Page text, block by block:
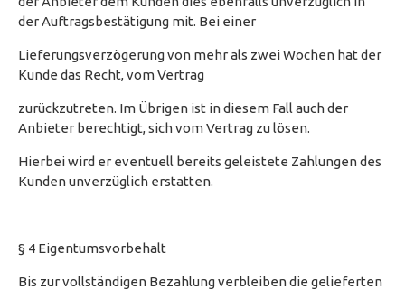
der Auftragsbestätigung mit. Bei einer
Lieferungsverzögerung von mehr als zwei Wochen hat der
Kunde das Recht, vom Vertrag
zurückzutreten. Im Übrigen ist in diesem Fall auch der
Anbieter berechtigt, sich vom Vertrag zu lösen.
Hierbei wird er eventuell bereits geleistete Zahlungen des
Kunden unverzüglich erstatten.
§ 4 Eigentumsvorbehalt
Bis zur vollständigen Bezahlung verbleiben die gelieferten